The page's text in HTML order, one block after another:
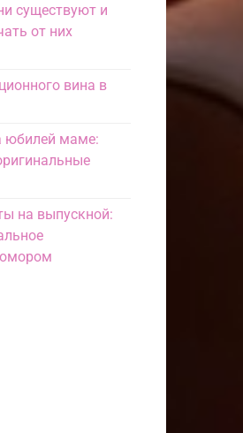
существуют и
от них
вина в
юбилей маме:
на выпускной: